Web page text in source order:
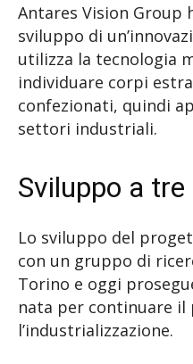
Antares Vision Group
sviluppo di
utilizza la tecnologia
individuare corpi
confezionati, quindi
settori industriali.
Sviluppo a tre
Lo sviluppo del
con un gruppo di
Torino e oggi
nata per continuare
l’industrializzazione.